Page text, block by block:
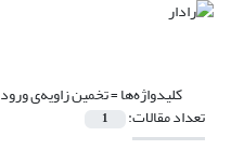
کلیدواژه‌ها =تخمین زاویه‌ی ورود
تعداد مقالات: 1